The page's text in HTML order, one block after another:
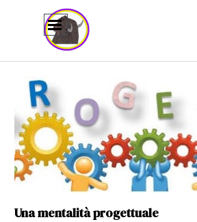
Salta menù
Una mentalità progettuale